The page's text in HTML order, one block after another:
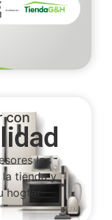
con
los
tienda y